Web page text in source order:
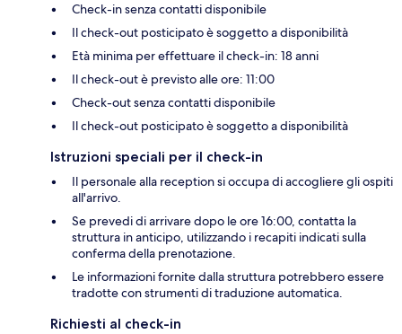
Check-in senza contatti disponibile
Il check-out posticipato è soggetto a disponibilità
Età minima per effettuare il check-in: 18 anni
Il check-out è previsto alle ore: 11:00
Check-out senza contatti disponibile
Il check-out posticipato è soggetto a disponibilità
Istruzioni speciali per il check-in
Il personale alla reception si occupa di accogliere gli ospiti
all'arrivo.
Se prevedi di arrivare dopo le ore 16:00, contatta la
struttura in anticipo, utilizzando i recapiti indicati sulla
conferma della prenotazione.
Le informazioni fornite dalla struttura potrebbero essere
tradotte con strumenti di traduzione automatica.
Richiesti al check-in